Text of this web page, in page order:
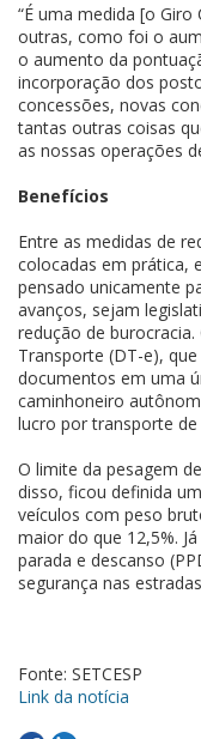
“É uma medida [o
outras, como foi o
o aumento da
incorporação dos
concessões, novas
tantas outras coisas
as nossas operações
Benefícios
Entre as medidas de
colocadas em prática,
pensado unicamente
avanços, sejam
redução de
Transporte (DT-e),
documentos em uma
caminhoneiro
lucro por transporte de
O limite da pesagem
disso, ficou definida
veículos com peso
maior do que 12,5%.
parada e descanso
segurança nas
Fonte: SETCESP
Link da notícia